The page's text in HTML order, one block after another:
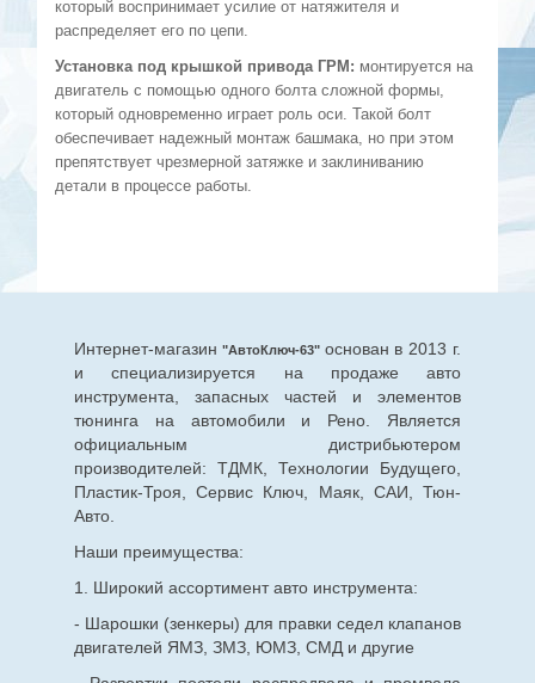
который воспринимает усилие от натяжителя и
распределяет его по цепи.
Установка под крышкой привода ГРМ: монтируется на
двигатель с помощью одного болта сложной формы,
который одновременно играет роль оси. Такой болт
обеспечивает надежный монтаж башмака, но при этом
препятствует чрезмерной затяжке и заклиниванию
детали в процессе работы.
Интернет-магазин "АвтоКлюч-63" основан в 2013 г.
и специализируется на продаже авто
инструмента, запасных частей и элементов
тюнинга на автомобили и Рено. Является
официальным дистрибьютером
производителей: ТДМК, Технологии Будущего,
Пластик-Троя, Сервис Ключ, Маяк, САИ, Тюн-
Авто.
Наши преимущества:
1. Широкий ассортимент авто инструмента:
- Шарошки (зенкеры) для правки седел клапанов
двигателей ЯМЗ, ЗМЗ, ЮМЗ, СМД и другие